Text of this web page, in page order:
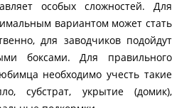
особых сложностей. Для
вариантом может стать
для заводчиков подойдут
боксами. Для правильного
необходимо учесть такие
субстрат, укрытие (домик),